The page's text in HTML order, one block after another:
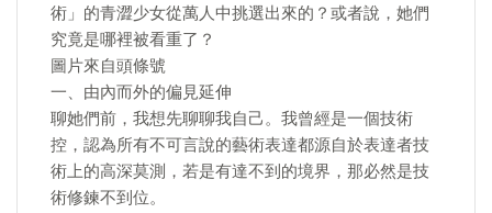
術」的青澀少女從萬人中挑選出來的？或者說，她們
究竟是哪裡被看重了？
圖片來自頭條號
一、由內而外的偏見延伸
聊她們前，我想先聊聊我自己。我曾經是一個技術
控，認為所有不可言說的藝術表達都源自於表達者技
術上的高深莫測，若是有達不到的境界，那必然是技
術修鍊不到位。